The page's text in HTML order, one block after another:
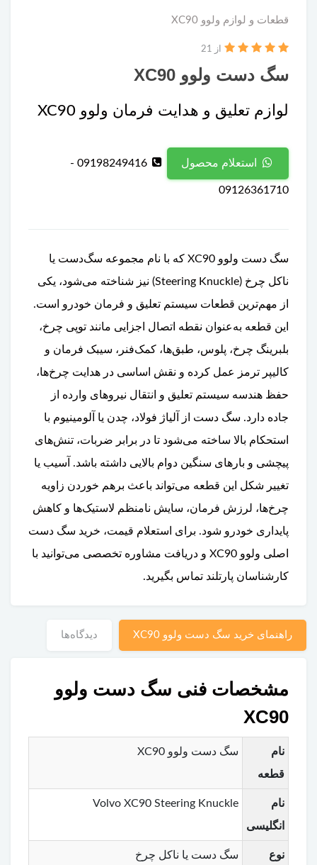
قطعات و لوازم ولوو XC90
سگ دست ولوو XC90
از 21
لوازم تعلیق و هدایت فرمان ولوو XC90
استعلام محصول 09198249416 -
09126361710
سگ دست ولوو XC90 که با نام مجموعه سگ‌دست یا
ناکل چرخ (Steering Knuckle) نیز شناخته می‌شود، یکی
از مهم‌ترین قطعات سیستم تعلیق و فرمان خودرو است.
این قطعه به‌عنوان نقطه اتصال اجزایی مانند توپی چرخ،
بلبرینگ چرخ، پلوس، طبق‌ها، کمک‌فنر، سیبک فرمان و
کالیپر ترمز عمل کرده و نقش اساسی در هدایت چرخ‌ها،
حفظ هندسه سیستم تعلیق و انتقال نیروهای وارده از
جاده دارد. سگ دست از آلیاژ فولاد، چدن یا آلومینیوم با
استحکام بالا ساخته می‌شود تا در برابر ضربات، تنش‌های
پیچشی و بارهای سنگین دوام بالایی داشته باشد. آسیب یا
تغییر شکل این قطعه می‌تواند باعث برهم خوردن زاویه
چرخ‌ها، لرزش فرمان، سایش نامنظم لاستیک‌ها و کاهش
پایداری خودرو شود. برای استعلام قیمت، خرید سگ دست
اصلی ولوو XC90 و دریافت مشاوره تخصصی می‌توانید با
کارشناسان پارتلند تماس بگیرید.
راهنمای خرید سگ دست ولوو XC90 دیدگاه‌ها
مشخصات فنی سگ دست ولوو
XC90
نام
قطعه
سگ دست ولوو XC90
نام
انگلیسی
Volvo XC90 Steering Knuckle
نوع
سگ دست یا ناکل چرخ